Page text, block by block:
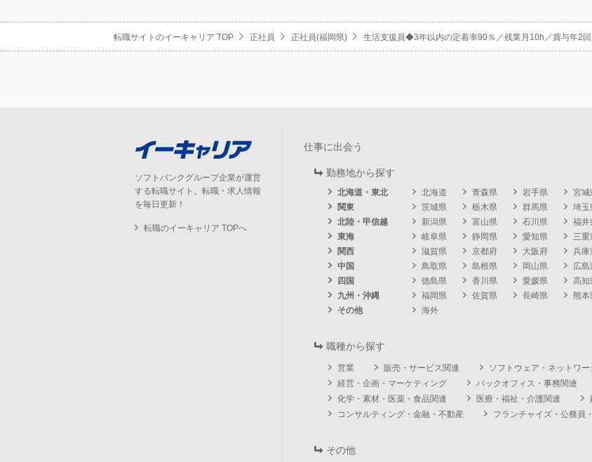
転職サイトのイーキャリア TOP 正社員 正社員(福岡県) 生活支援員◆3年以内の定着率90％／残業月10h／賞与年2
ソフトバンクグループ企業が運営
する転職サイト。転職・求人情報
を毎日更新！
転職のイーキャリア TOPへ
仕事に出会う
勤務地から探す
北海道・東北 北海道 青森県 岩手県 宮城
関東
茨城県 栃木県 群馬県 埼玉
北陸・甲信越
新潟県 富山県 石川県 福井
東海
岐阜県 静岡県 愛知県
三重
関西
滋賀県 京都府 大阪府 兵庫
中国
鳥取県 島根県 岡山県 広島
四国
徳島県 香川県 愛媛県
高知
九州・沖縄
福岡県 佐賀県 長崎県 熊本
その他
海外
職種から探す
営業 販売・サービス関連 ソフトウェア・ネットワー
経営・企画・マーケティング
バックオフィス・事務関連
化学・素材・医薬・食品関連
医療・福祉・介護関連
コンサルティング・金融・不動産
フランチャイズ・公務員
その他